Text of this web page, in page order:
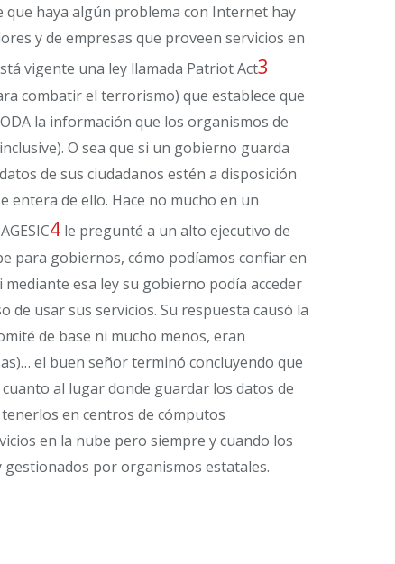
que haya algún problema con Internet hay
y de empresas que proveen servicios en
vigente una ley llamada Patriot Act3
combatir el terrorismo) que establece que
la información que los organismos de
O sea que si un gobierno guarda
de sus ciudadanos estén a disposición
entera de ello. Hace no mucho en un
4 le pregunté a un alto ejecutivo de
para gobiernos, cómo podíamos confiar en
esa ley su gobierno podía acceder
de usar sus servicios. Su respuesta causó la
de base ni mucho menos, eran
el buen señor terminó concluyendo que
al lugar donde guardar los datos de
en centros de cómputos
en la nube pero siempre y cuando los
por organismos estatales.